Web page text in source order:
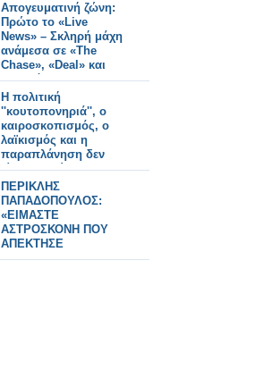
Απογευματινή ζώνη:
Πρώτο το «Live
News» – Σκληρή μάχη
ανάμεσα σε «The
Chase», «Deal» και
«Τροχό»
Η πολιτική
''κουτοπονηριά'', ο
καιροσκοπισμός, ο
λαϊκισμός και η
παραπλάνηση δεν
είναι ουσιώδης
πολιτική πράξη. Αυτά
τα ζήσαμε και όλοι
λέμε ότι πρέπει να
σταματήσουν.
ΠΕΡΙΚΛΗΣ
ΠΑΠΑΔΟΠΟΥΛΟΣ:
«ΕΙΜΑΣΤΕ
ΑΣΤΡΟΣΚΟΝΗ ΠΟΥ
ΑΠΕΚΤΗΣΕ
ΣΥΝΕΙΔΗΣΗ» – Ο